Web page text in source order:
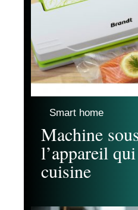
Smart home
Machine
l’appareil
cuisine